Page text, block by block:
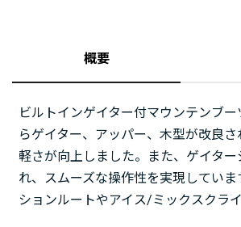
概要
ビルトインゲイター付マウンテンブ
らゲイター、アッパー、木型が改良さ
軽さが向上しました。また、ゲイタ
れ、スムーズな操作性を実現していま
ションルートやアイス/ミックスクラ